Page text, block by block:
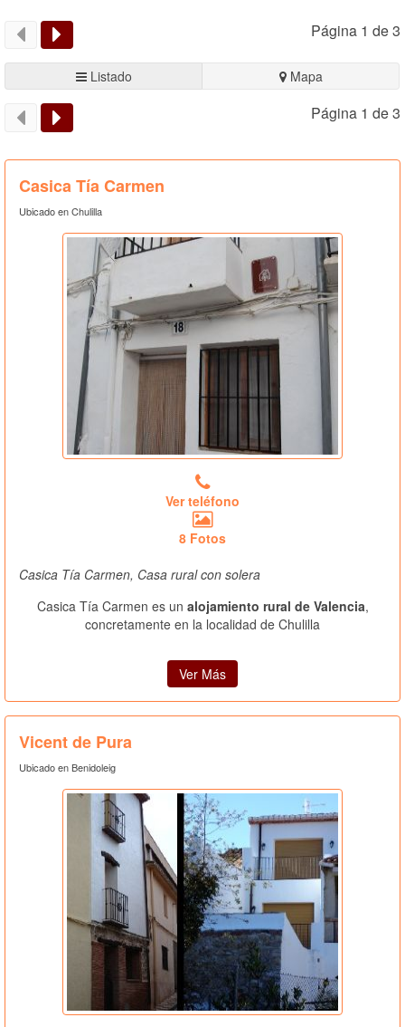
Página 1 de 3
Listado Mapa
Página 1 de 3
Casica Tía Carmen
Ubicado en Chulilla
Ver teléfono
8 Fotos
Casica Tía Carmen, Casa rural con solera
Casica Tía Carmen es un alojamiento rural de Valencia,
concretamente en la localidad de Chulilla
Ver Más
Vicent de Pura
Ubicado en Benidoleig